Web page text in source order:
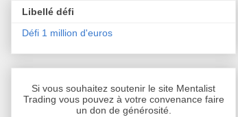
Libellé défi
Défi 1 million d'euros
Si vous souhaitez soutenir le site Mentalist
Trading vous pouvez à votre convenance faire
un don de générosité.